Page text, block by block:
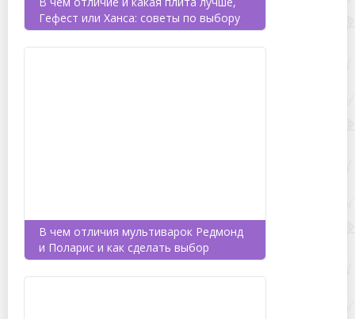
Гефест или Ханса: советы по выбору
В чем отличия мультиварок Редмонд
и Поларис и как сделать выбор